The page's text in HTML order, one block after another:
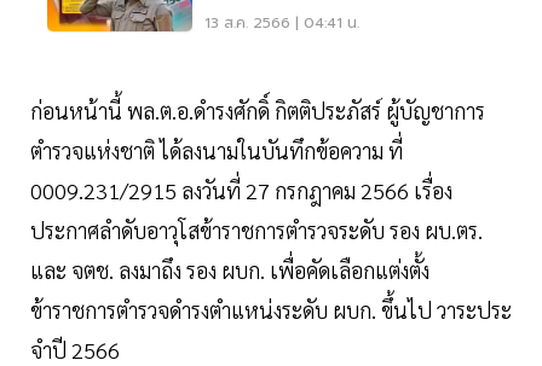
13 ส.ค. 2566 | 04:41 น.
ก่อนหน้านี้ พล.ต.อ.ดำรงศักดิ์ กิตติประภัสร์ ผู้บัญชาการ
ตำรวจแห่งชาติ ได้ลงนามในบันทึกข้อความ ที่
0009.231/2915 ลงวันที่ 27 กรกฎาคม 2566 เรื่อง
ประกาศลำดับอาวุโสข้าราชการตำรวจระดับ รอง ผบ.ตร.
และ จตช. ลงมาถึง รอง ผบก. เพื่อคัดเลือกแต่งตั้ง
ข้าราชการตำรวจดำรงตำแหน่งระดับ ผบก. ขึ้นไป วาระประ
จําปี 2566